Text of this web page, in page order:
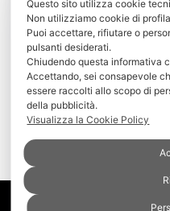
promosso dal Comune
dal
Finanziato con la
2.1 -
Questo sito utilizza cookie
Non utilizziamo cookie di
Puoi accettare, rifiutare o
pulsanti desiderati.
Chiudendo questa informativa
Accettando, sei consapevole
essere raccolti allo scopo di
della pubblicità.
Visualizza la Cookie Policy